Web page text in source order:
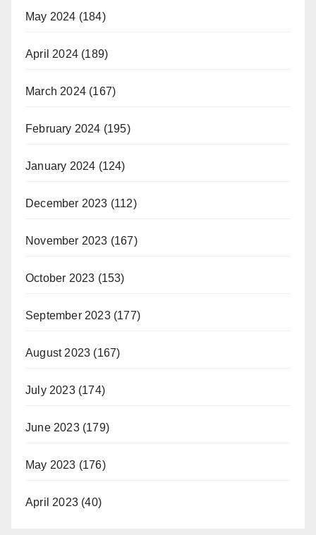
May 2024 (184)
April 2024 (189)
March 2024 (167)
February 2024 (195)
January 2024 (124)
December 2023 (112)
November 2023 (167)
October 2023 (153)
September 2023(177)
August 2023 (167)
July 2023(174)
June 2023(179)
May 2023 (176)
April 2023 (40)